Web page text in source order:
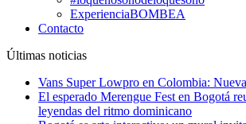
ExperienciaBOMBEA
Contacto
Últimas noticias
Vans Super Lowpro en Colombia:
El esperado Merengue Fest en Bogotá
leyendas del ritmo dominicano